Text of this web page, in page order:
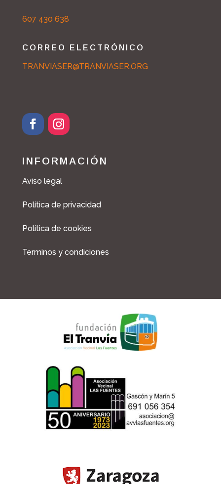
607 430 638
CORREO ELECTRÓNICO
TRANVIASER@TRANVIASER.ORG
INFORMACIÓN
Aviso legal
Política de privacidad
Política de cookies
Terminos y condiciones